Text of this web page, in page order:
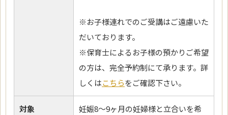
※お子様連れでのご受講はご遠慮いた
だいております。
※保育士によるお子様の預かりご希望
の方は、完全予約制にて承ります。詳
しくはこちらをご確認下さい。
対象
妊娠8～9ヶ月の妊婦様と立合いを希